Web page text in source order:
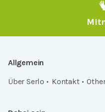
Allgemein
Über Serlo
Kontakt